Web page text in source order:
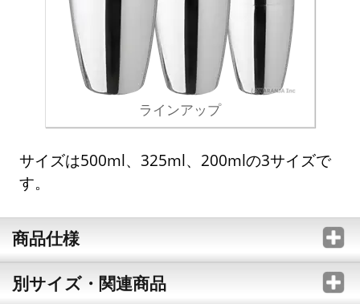
ラインアップ
サイズは500ml、325ml、200mlの3サイズで
す。
商品仕様
別サイズ・関連商品